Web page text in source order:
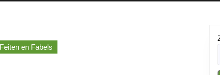
en Fabels